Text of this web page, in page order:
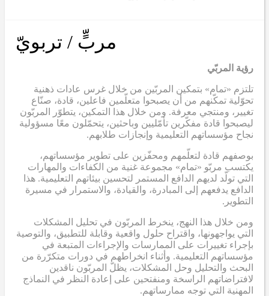
مربٍّ / تربويّ
رؤية المربّي
تلتزم «تمام» بتمكين المربّين من خلال غرس عادات ذهنية
تحوّلية تمكّنهم من أن يصبحوا متعلّمين فاعلين، قادة، صنّاع
تغيير، ومنتجي معرفة. ومن خلال هذا التمكين، يتطوّر المربّون
ليصبحوا قادة مفكّرين تأمّليين وباحثين، يتحمّلون معًا مسؤولية
نجاح مؤسساتهم التعليمية وإنجازات طلابهم.
بوصفهم قادة لتعلّمهم ومحفّزين على تطوير مؤسساتهم،
يكتسب مربّو «تمام» مجموعة غنية من الكفاءات والمهارات
التي تولّد لديهم الدافع المستمر لتحسين بيئاتهم التعليمية. هذا
الدافع يدفعهم إلى المبادرة، والقيادة، والاستمرار في مسيرة
التطوير.
ومن خلال هذا النهج، ينخرط المربّون في تحليل المشكلات
التي يواجهونها، واقتراح حلول واقعية وقابلة للتطبيق، والتوصية
بإجراء تغييرات على الممارسات والإجراءات المتبعة في
مؤسساتهم التعليمية. وأثناء انخراطهم في دورات متكرّرة من
البحث والتحليل وحل المشكلات، يظلّ المربّون ناقدين
لافتراضاتهم الراسخة ومنفتحين على إعادة النظر في النماذج
المهنية التي توجه ممارساتهم.